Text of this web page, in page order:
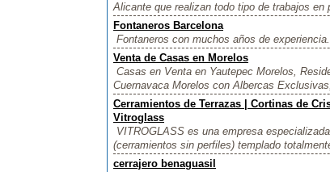
Alicante que realizan todo tipo de trabajos
Fontaneros Barcelona
Fontaneros con muchos años de
Venta de Casas en Morelos
Casas en Venta en Yautepec Morelos,
Cuernavaca Morelos con Albercas
Cerramientos de Terrazas | Cortinas de
Vitroglass
VITROGLASS es una empresa
(cerramientos sin perfiles) templado
cerrajero benaguasil